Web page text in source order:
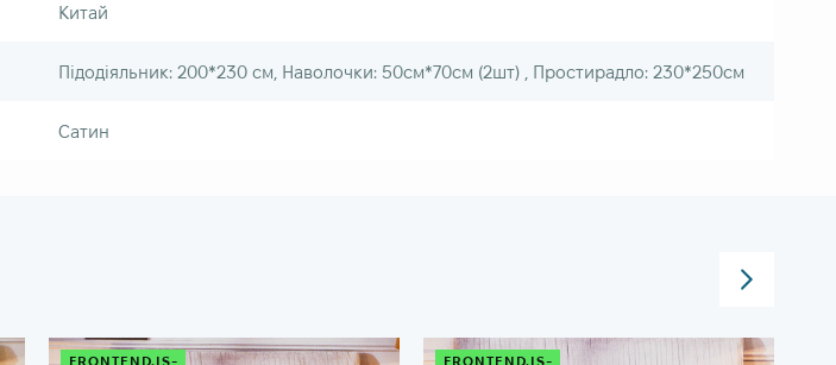
Китай
Підодіяльник: 200*230 см, Наволочки: 50см*70см (2шт) , Простирадло: 230*250см
Сатин
FRONTEND.IS-
FRONTEND.IS-